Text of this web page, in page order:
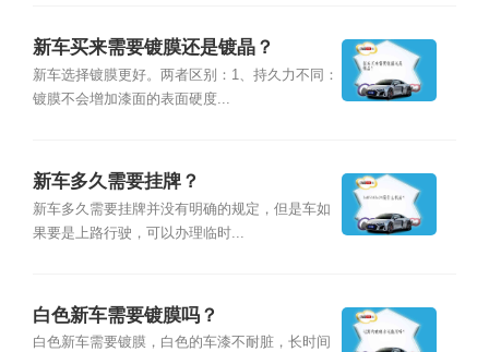
新车买来需要镀膜还是镀晶？
新车选择镀膜更好。两者区别：1、持久力不同：
镀膜不会增加漆面的表面硬度...
新车多久需要挂牌？
新车多久需要挂牌并没有明确的规定，但是车如
果要是上路行驶，可以办理临时...
白色新车需要镀膜吗？
白色新车需要镀膜，白色的车漆不耐脏，长时间